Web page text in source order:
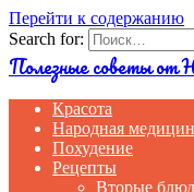
Перейти к содержанию
Search for:
Полезные советы от
Красота
Народная
Похудение
Рецепты
Вторые